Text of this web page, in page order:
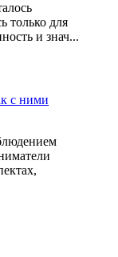
только для
и знач...